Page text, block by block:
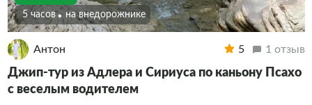
5 часов На внедорожнике
Антон 5 1 отзыв
Джип-тур из Адлера и Сириуса по каньону Псахо
с веселым водителем